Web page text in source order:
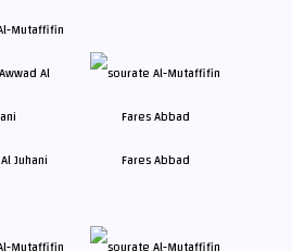
Juhani Fares Abbad